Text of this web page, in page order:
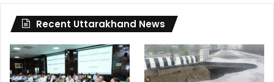
Recent Uttarakhand News